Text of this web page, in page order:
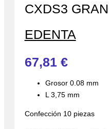
CXDS3
EDENTA
67,81 €
Grosor 0.08 mm
L 3,75 mm
Confección 10 piezas